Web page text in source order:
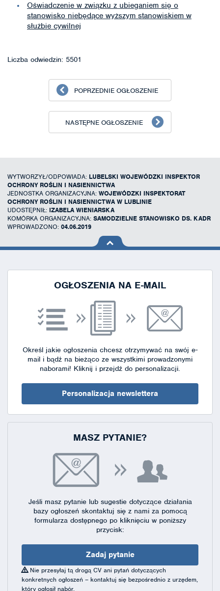
Oświadczenie w związku z ubieganiem się o
stanowisko niebędące wyższym stanowiskiem w
służbie cywilnej
Liczba odwiedzin: 5501
POPRZEDNIE OGŁOSZENIE
NASTĘPNE OGŁOSZENIE
WYTWORZYŁ/ODPOWIADA: LUBELSKI WOJEWÓDZKI INSPEKTOR
OCHRONY ROŚLIN I NASIENNICTWA
JEDNOSTKA ORGANIZACYJNA: WOJEWÓDZKI INSPEKTORAT
OCHRONY ROŚLIN I NASIENNICTWA W LUBLINIE
UDOSTĘPNIŁ: IZABELA WIENIARSKA
KOMÓRKA ORGANIZACYJNA: SAMODZIELNE STANOWISKO DS. KADR
WPROWADZONO: 04.06.2019
na górę
OGŁOSZENIA NA E-MAIL
Określ jakie ogłoszenia chcesz otrzymywać na swój e-
mail i bądź na bieżąco ze wszystkimi prowadzonymi
naborami! Kliknij i przejdź do personalizacji.
Personalizacja newslettera
MASZ PYTANIE?
Jeśli masz pytanie lub sugestie dotyczące działania
bazy ogłoszeń skontaktuj się z nami za pomocą
formularza dostępnegopo kliknięciu w poniższy
przycisk:
Zadaj pytanie
Nie przesyłaj tą drogą CV ani pytań dotyczących
konkretnych ogłoszeń – kontaktuj się bezpośrednio z urzędem,
który ogłosił nabór.